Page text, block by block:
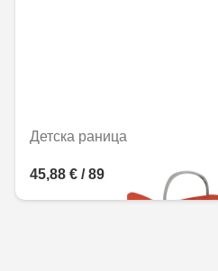
Детска раница
45,88 € / 89,73 лв.